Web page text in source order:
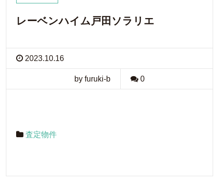
レーベンハイム戸田ソラリエ
2023.10.16
by furuki-b 0
査定物件